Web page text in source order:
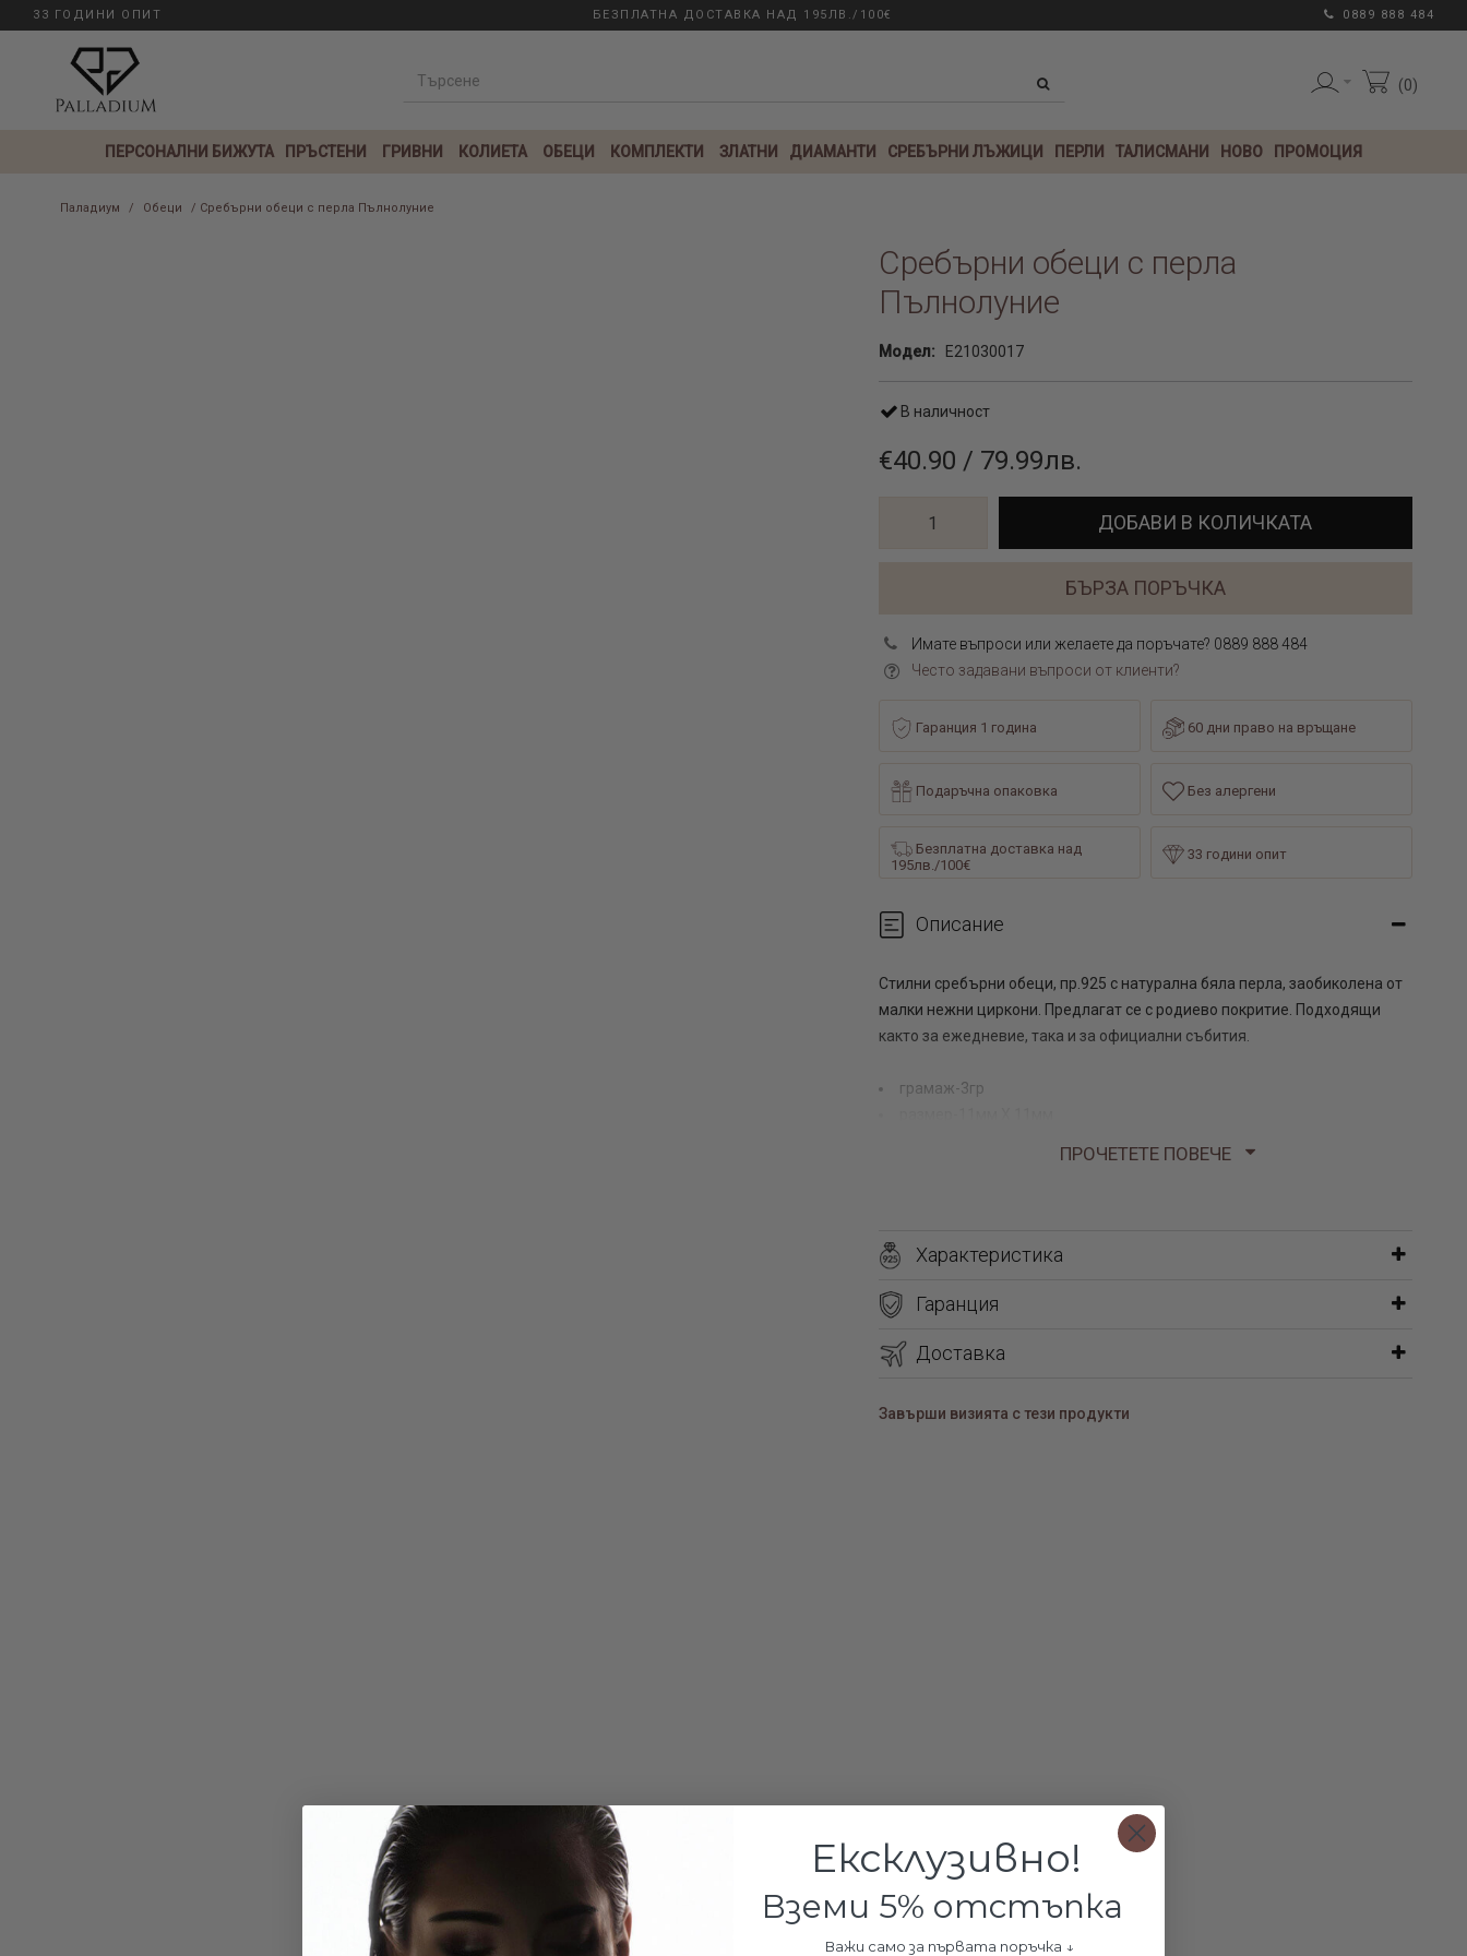
33 ГОДИНИ ОПИТ БЕЗПЛАТНА ДОСТАВКА НАД 195ЛВ./100€ 0889 888 484
0
ПЕРСОНАЛНИ БИЖУТА ПРЪСТЕНИ ГРИВНИ КОЛИЕТА ОБЕЦИ КОМПЛЕКТИ ЗЛАТНИ ДИАМАНТИ СРЕБЪРНИ ЛЪЖИЦИ ПЕРЛИ ТАЛИСМАНИ НОВО ПРОМОЦИЯ
Паладиум / Обеци / Сребърни обеци с перла Пълнолуние
Сребърни обеци с перла
Пълнолуние
Модел: E21030017
В наличност
€40.90 / 79.99лв.
ДОБАВИ В КОЛИЧКАТА
БЪРЗА ПОРЪЧКА
Имате въпроси или желаете да поръчате? 0889 888 484
Често задавани въпроси от клиенти?
Гаранция 1 година 60 дни право на връщане
Подаръчна опаковка Без алергени
Безплатна доставка над
195лв./100€
33 години опит
Описание
Стилни сребърни обеци, пр.925 с натурална бяла перла, заобиколена от
малки нежни циркони. Предлагат се с родиево покритие. Подходящи
както за ежедневие, така и за официални събития.
грамаж-3гр
ПРОЧЕТЕТЕ ПОВЕЧЕ
Характеристика
Гаранция
Доставка
Завърши визията с тези продукти
ДОБАВИ В КОЛИЧКАТА ДОБАВИ В КОЛИЧКАТА
Ексклузивно!
Вземи 5% отстъпка
Важи само за първата поръчка ↓